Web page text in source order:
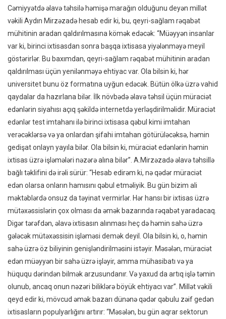
Cəmiyyətdə əlavə təhsilə həmişə marağın olduğunu deyən millət
vəkili Aydın Mirzəzadə hesab edir ki, bu, qeyri-sağlam rəqabət
mühitinin aradan qaldırılmasına kömək edəcək: “Müəyyən insanlar
var ki, birinci ixtisasdan sonra başqa ixtisasa yiyələnməyə meyil
göstərirlər. Bu baxımdan, qeyri-sağlam rəqabət mühitinin aradan
qaldırılması üçün yenilənməyə ehtiyac var. Ola bilsin ki, hər
universitet bunu öz formatına uyğun edəcək. Bütün ölkə üzrə vahid
qaydalar da hazırlana bilər. İlk növbədə əlavə təhsil üçün müraciət
edənlərin siyahısı açıq şəkildə internetdə yerləşdirilməlidir. Müraciət
edənlər test imtahanı ilə birinci ixtisasa qəbul kimi imtahan
verəcəklərsə və ya onlardan şifahi imtahan götürüləcəksə, həmin
gedişat onlayn yayıla bilər. Ola bilsin ki, müraciət edənlərin həmin
ixtisas üzrə işləmələri nəzərə alına bilər”. A.Mirzəzadə əlavə təhsillə
bağlı təklifini də irəli sürür: “Hesab edirəm ki, nə qədər müraciət
edən olarsa onların hamısını qəbul etməliyik. Bu gün bizim ali
məktəblərdə onsuz da təyinat vermirlər. Hər hansı bir ixtisas üzrə
mütəxəssislərin çox olması da əmək bazarında rəqabət yaradacaq.
Digər tərəfdən, əlavə ixtisasın alınması heç də həmin sahə üzrə
gələcək mütəxəssisin işləməsi demək deyil. Ola bilsin ki, o, həmin
sahə üzrə öz biliyinin genişləndirilməsini istəyir. Məsələn, müraciət
edən müəyyən bir sahə üzrə işləyir, amma mühasibatı və ya
hüququ dərindən bilmək arzusundanır. Və yaxud da artıq işlə təmin
olunub, ancaq onun nəzəri biliklərə böyük ehtiyacı var”. Millət vəkili
qeyd edir ki, mövcud əmək bazarı dünənə qədər qəbulu zəif gedən
ixtisasların populyarlığını artırır: “Məsələn, bu gün aqrar sektorun